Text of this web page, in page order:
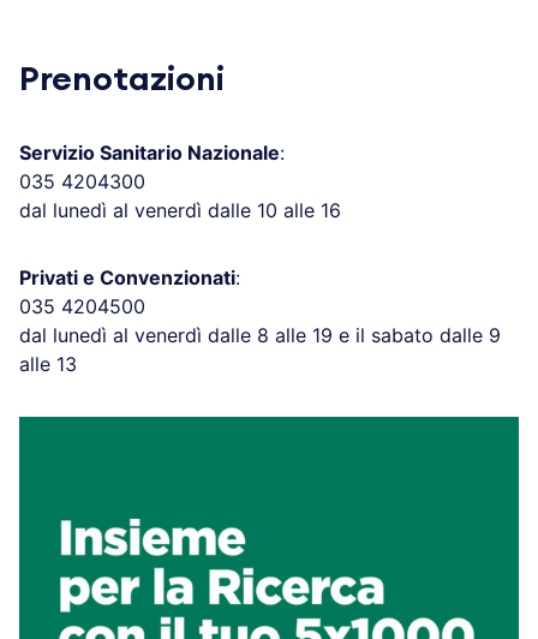
Prenotazioni
Servizio Sanitario Nazionale:
035 4204300
dal lunedì al venerdì dalle 10 alle 16
Privati e Convenzionati:
035 4204500
dal lunedì al venerdì dalle 8 alle 19 e il sabato dalle 9
alle 13